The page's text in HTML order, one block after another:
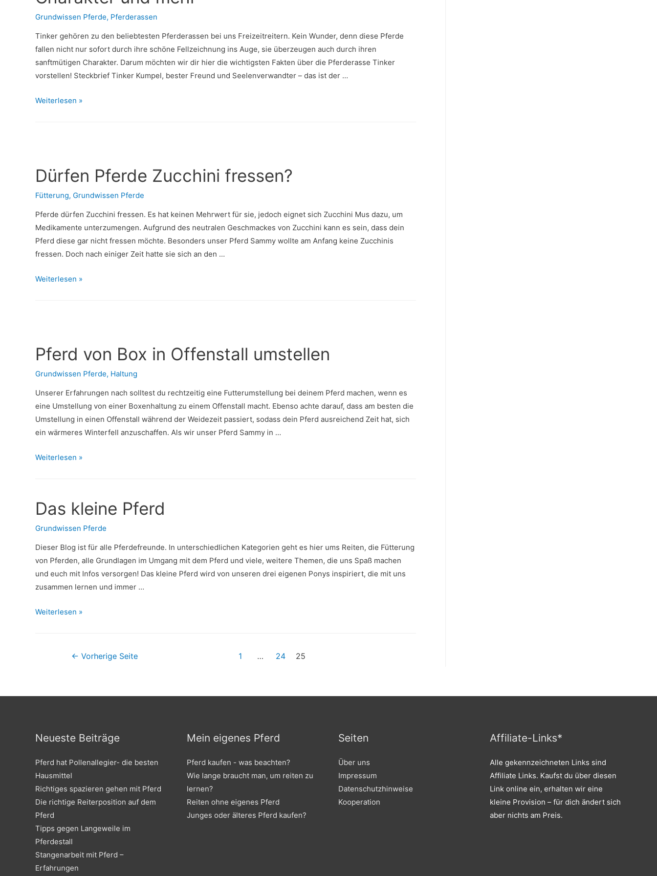
Grundwissen Pferde, Pferderassen
Tinker gehören zu den beliebtesten Pferderassen bei uns Freizeitreitern. Kein Wunder, denn diese Pferde
fallen nicht nur sofort durch ihre schöne Fellzeichnung ins Auge, sie überzeugen auch durch ihren
sanftmütigen Charakter. Darum möchten wir dir hier die wichtigsten Fakten über die Pferderasse Tinker
vorstellen! Steckbrief Tinker Kumpel, bester Freund und Seelenverwandter – das ist der …
Wissenswertes
und
mehr
Weiterlesen »
Dürfen Pferde Zucchini fressen?
Fütterung, Grundwissen Pferde
Pferde dürfen Zucchini fressen. Es hat keinen Mehrwert für sie, jedoch eignet sich Zucchini Mus dazu, um
Medikamente unterzumengen. Aufgrund des neutralen Geschmackes von Zucchini kann es sein, dass dein
Pferd diese gar nicht fressen möchte. Besonders unser Pferd Sammy wollte am Anfang keine Zucchinis
fressen. Doch nach einiger Zeit hatte sie sich an den …
Dürfen
Weiterlesen »
Pferd von Box in Offenstall umstellen
Grundwissen Pferde, Haltung
Unserer Erfahrungen nach solltest du rechtzeitig eine Futterumstellung bei deinem Pferd machen, wenn es
eine Umstellung von einer Boxenhaltung zu einem Offenstall macht. Ebenso achte darauf, dass am besten die
Umstellung in einen Offenstall während der Weidezeit passiert, sodass dein Pferd ausreichend Zeit hat, sich
ein wärmeres Winterfell anzuschaffen. Als wir unser Pferd Sammy in …
Pferd
Offenstall
umstellen
Weiterlesen »
Das kleine Pferd
Grundwissen Pferde
Dieser Blog ist für alle Pferdefreunde. In unterschiedlichen Kategorien geht es hier ums Reiten, die Fütterung
von Pferden, alle Grundlagen im Umgang mit dem Pferd und viele, weitere Themen, die uns Spaß machen
und euch mit Infos versorgen! Das kleine Pferd wird von unseren drei eigenen Ponys inspiriert, die mit uns
zusammen lernen und immer …
Das
Weiterlesen »
Beitragsnavigation
← Vorherige Seite 1 … 24 25
Neueste Beiträge
Pferd hat Pollenallegier- die besten
Hausmittel
Richtiges spazieren gehen mit Pferd
Die richtige Reiterposition auf dem
Pferd
Tipps gegen Langeweile im
Pferdestall
Stangenarbeit mit Pferd –
Erfahrungen
Mein eigenes Pferd
Pferd kaufen - was beachten?
Wie lange braucht man, um reiten zu
lernen?
Reiten ohne eigenes Pferd
Junges oder älteres Pferd kaufen?
Seiten
Über uns
Impressum
Datenschutzhinweise
Kooperation
Affiliate-Links*
Alle gekennzeichneten Links sind
Affiliate Links. Kaufst du über diesen
Link online ein, erhalten wir eine
kleine Provision – für dich ändert sich
aber nichts am Preis.